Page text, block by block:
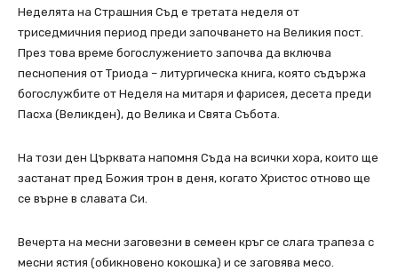
Неделята на Страшния Съд е третата неделя от
триседмичния период преди започването на Великия пост.
През това време богослужението започва да включва
песнопения от Триода – литургическа книга, която съдържа
богослужбите от Неделя на митаря и фарисея, десета преди
Пасха (Великден), до Велика и Свята Събота.
На този ден Църквата напомня Съда на всички хора, които ще
застанат пред Божия трон в деня, когато Христос отново ще
се върне в славата Си.
Вечерта на месни заговезни в семеен кръг се слага трапеза с
месни ястия (обикновено кокошка) и се заговява месо.